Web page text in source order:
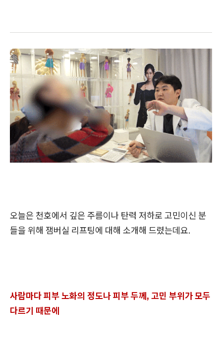
오늘은 천호에서 깊은 주름이나 탄력 저하로 고민이신 분
들을 위해 잼버실 리프팅에 대해 소개해 드렸는데요.
사람마다 피부 노화의 정도나 피부 두께, 고민 부위가 모두
다르기 때문에